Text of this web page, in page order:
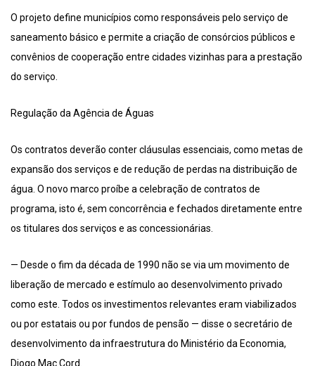
O projeto define municípios como responsáveis pelo serviço de
saneamento básico e permite a criação de consórcios públicos e
convênios de cooperação entre cidades vizinhas para a prestação
do serviço.
Regulação da Agência de Águas
Os contratos deverão conter cláusulas essenciais, como metas de
expansão dos serviços e de redução de perdas na distribuição de
água. O novo marco proíbe a celebração de contratos de
programa, isto é, sem concorrência e fechados diretamente entre
os titulares dos serviços e as concessionárias.
— Desde o fim da década de 1990 não se via um movimento de
liberação de mercado e estímulo ao desenvolvimento privado
como este. Todos os investimentos relevantes eram viabilizados
ou por estatais ou por fundos de pensão — disse o secretário de
desenvolvimento da infraestrutura do Ministério da Economia,
Diogo Mac Cord.